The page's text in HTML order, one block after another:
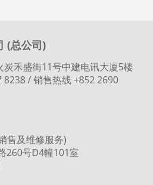
(总公司)
炭禾盛街11号中建电讯大厦5楼
8238 / 销售热线 +852 2690
售及维修服务)
260号D4幢101室